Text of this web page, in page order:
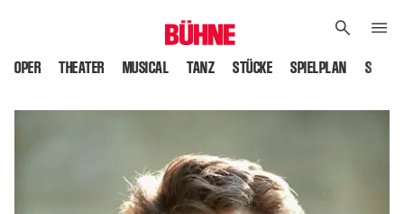
OPER THEATER MUSICAL TANZ STÜCKE SPIELPLAN